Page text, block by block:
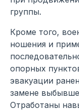
группы.
Кроме того,
ношения и
опорных
эвакуации
замене
Отработаны